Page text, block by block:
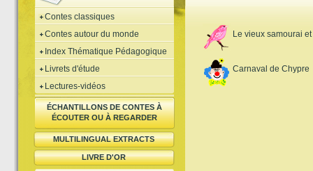
Contes classiques
Contes autour du monde
Index Thématique Pédagogique
Livrets d'étude
Lectures-vidéos
ÉCHANTILLONS DE CONTES À
ÉCOUTER OU À REGARDER
MULTILINGUAL EXTRACTS
LIVRE D'OR
Le vieux samourai
Carnaval de Chypre